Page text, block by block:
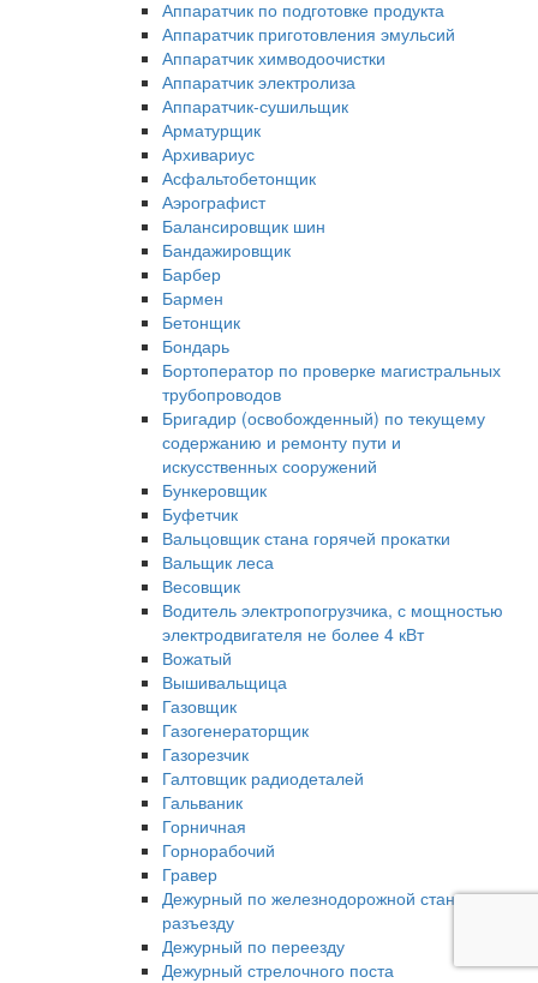
Аппаратчик по подготовке продукта
Аппаратчик приготовления эмульсий
Аппаратчик химводоочистки
Аппаратчик электролиза
Аппаратчик-сушильщик
Арматурщик
Архивариус
Асфальтобетонщик
Аэрографист
Балансировщик шин
Бандажировщик
Барбер
Бармен
Бетонщик
Бондарь
Бортоператор по проверке магистральных
трубопроводов
Бригадир (освобожденный) по текущему
содержанию и ремонту пути и
искусственных сооружений
Бункеровщик
Буфетчик
Вальцовщик стана горячей прокатки
Вальщик леса
Весовщик
Водитель электропогрузчика, с мощностью
электродвигателя не более 4 кВт
Вожатый
Вышивальщица
Газовщик
Газогенераторщик
Газорезчик
Галтовщик радиодеталей
Гальваник
Горничная
Горнорабочий
Гравер
Дежурный по железнодорожной станции,
разъезду
Дежурный по переезду
Дежурный стрелочного поста